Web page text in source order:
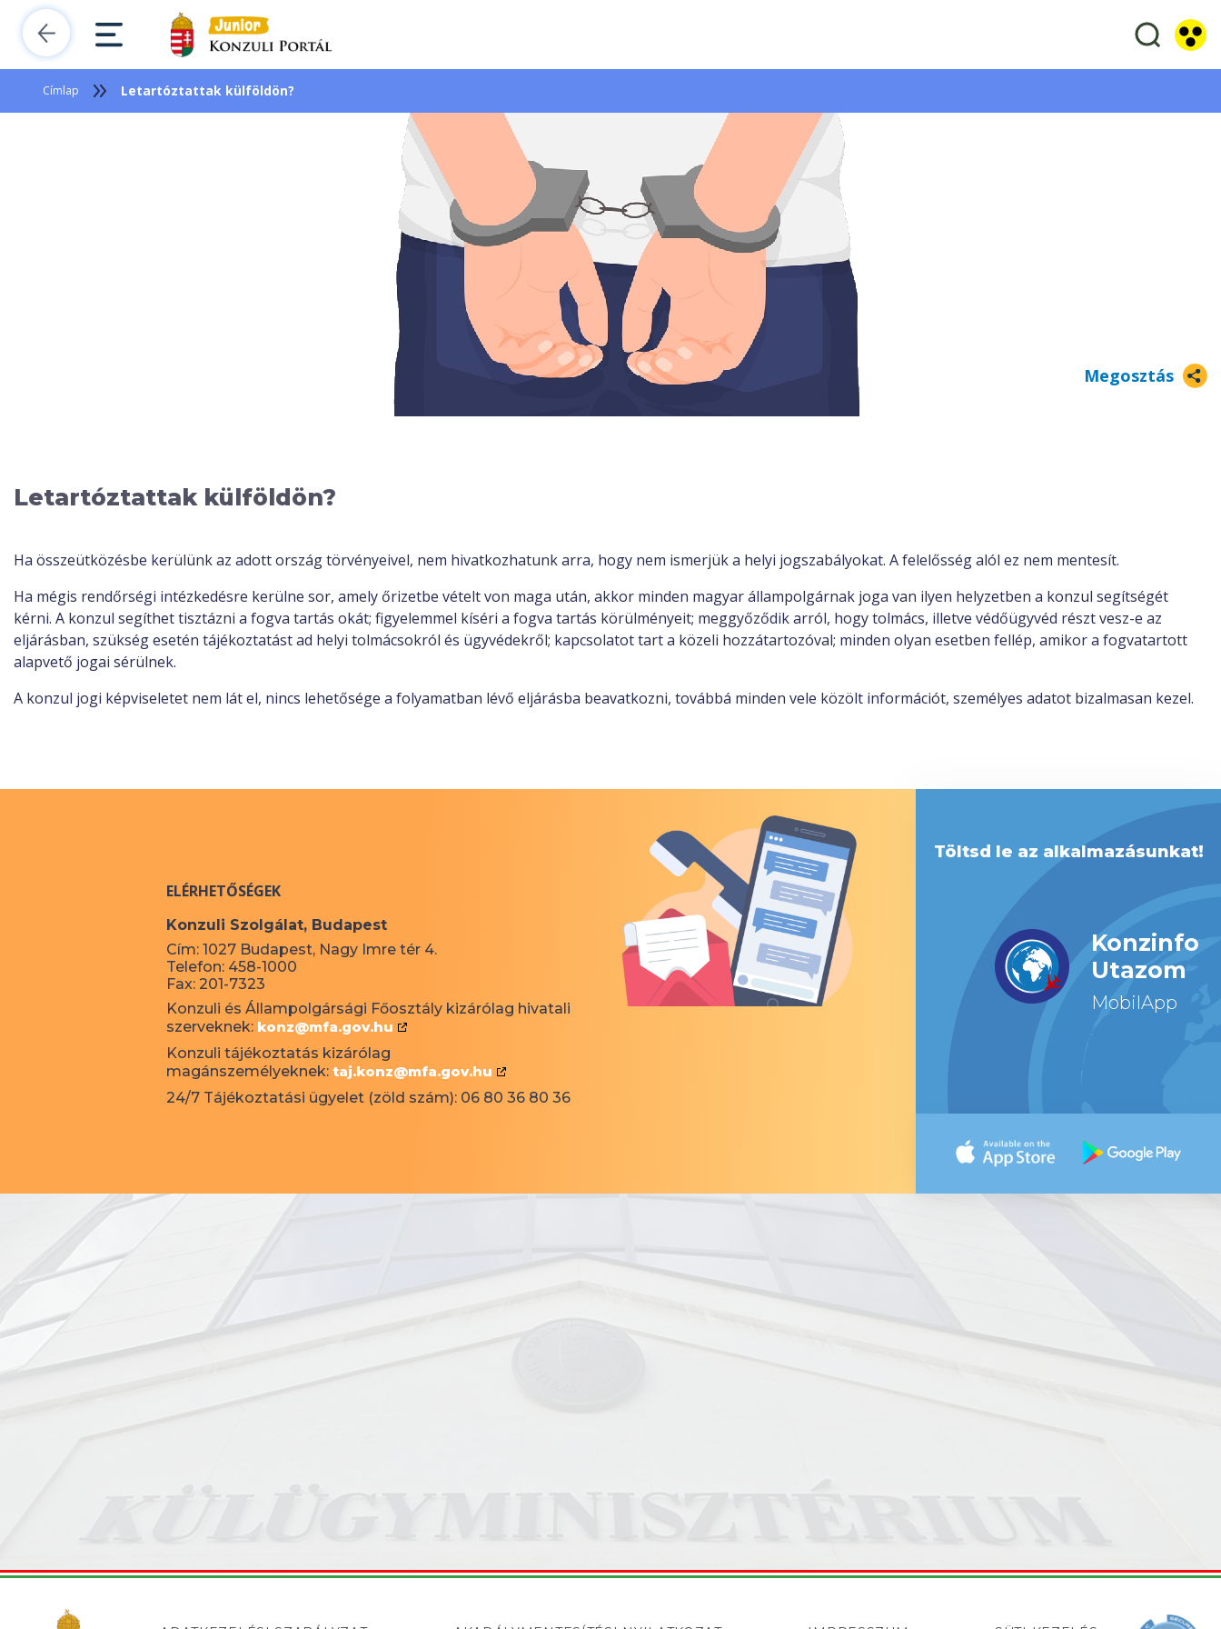
Címlap Letartóztattak külföldön?
Megosztás
Letartóztattak külföldön?
Ha összeütközésbe kerülünk az adott ország törvényeivel, nem hivatkozhatunk arra, hogy nem ismerjük a helyi jogszabályokat. A felelősség alól ez nem mentesít.
Ha mégis rendőrségi intézkedésre kerülne sor, amely őrizetbe vételt von maga után, akkor minden magyar állampolgárnak joga van ilyen helyzetben a konzul segítségét
kérni. A konzul segíthet tisztázni a fogva tartás okát; figyelemmel kíséri a fogva tartás körülményeit; meggyőződik arról, hogy tolmács, illetve védőügyvéd részt vesz-e az
eljárásban, szükség esetén tájékoztatást ad helyi tolmácsokról és ügyvédekről; kapcsolatot tart a közeli hozzátartozóval; minden olyan esetben fellép, amikor a fogvatartott
alapvető jogai sérülnek.
A konzul jogi képviseletet nem lát el, nincs lehetősége a folyamatban lévő eljárásba beavatkozni, továbbá minden vele közölt információt, személyes adatot bizalmasan kezel.
ELÉRHETŐSÉGEK
Konzuli Szolgálat, Budapest
Cím: 1027 Budapest, Nagy Imre tér 4.
Telefon: 458-1000
Fax: 201-7323
Konzuli és Állampolgársági Főosztály kizárólag hivatali
szerveknek: konz@mfa.gov.hu
Konzuli tájékoztatás kizárólag
magánszemélyeknek: taj.konz@mfa.gov.hu
24/7 Tájékoztatási ügyelet (zöld szám): 06 80 36 80 36
Töltsd le az alkalmazásunkat!
Konzinfo
Utazom
MobilApp